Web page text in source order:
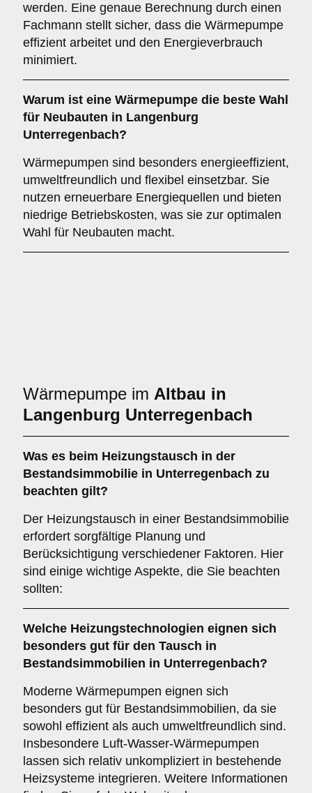
werden. Eine genaue Berechnung durch einen
Fachmann stellt sicher, dass die Wärmepumpe
effizient arbeitet und den Energieverbrauch
minimiert.
Warum ist eine Wärmepumpe die beste Wahl
für Neubauten in Langenburg
Unterregenbach?
Wärmepumpen sind besonders energieeffizient,
umweltfreundlich und flexibel einsetzbar. Sie
nutzen erneuerbare Energiequellen und bieten
niedrige Betriebskosten, was sie zur optimalen
Wahl für Neubauten macht.
Wärmepumpe im Altbau in
Langenburg Unterregenbach
Was es beim Heizungstausch in der
Bestandsimmobilie in Unterregenbach zu
beachten gilt?
Der Heizungstausch in einer Bestandsimmobilie
erfordert sorgfältige Planung und
Berücksichtigung verschiedener Faktoren. Hier
sind einige wichtige Aspekte, die Sie beachten
sollten:
Welche Heizungstechnologien eignen sich
besonders gut für den Tausch in
Bestandsimmobilien in Unterregenbach?
Moderne Wärmepumpen eignen sich
besonders gut für Bestandsimmobilien, da sie
sowohl effizient als auch umweltfreundlich sind.
Insbesondere Luft-Wasser-Wärmepumpen
lassen sich relativ unkompliziert in bestehende
Heizsysteme integrieren. Weitere Informationen